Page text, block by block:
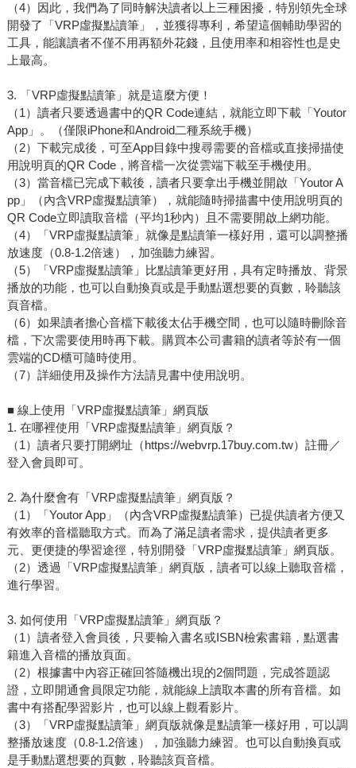
（4）因此，我們為了同時解決讀者以上三種困擾，特別領先全球
開發了「VRP虛擬點讀筆」，並獲得專利，希望這個輔助學習的
工具，能讓讀者不僅不用再額外花錢，且使用率和相容性也是史
上最高。
3. 「VRP虛擬點讀筆」就是這麼方便！
（1）讀者只要透過書中的QR Code連結，就能立即下載「Youtor
App」。（僅限iPhone和Android二種系統手機）
（2）下載完成後，可至App目錄中搜尋需要的音檔或直接掃描使
用說明頁的QR Code，將音檔一次從雲端下載至手機使用。
（3）當音檔已完成下載後，讀者只要拿出手機並開啟「Youtor A
pp」（內含VRP虛擬點讀筆），就能隨時掃描書中使用說明頁的
QR Code立即讀取音檔（平均1秒內）且不需要開啟上網功能。
（4）「VRP虛擬點讀筆」就像是點讀筆一樣好用，還可以調整播
放速度（0.8-1.2倍速），加強聽力練習。
（5）「VRP虛擬點讀筆」比點讀筆更好用，具有定時播放、背景
播放的功能，也可以自動換頁或是手動點選想要的頁數，聆聽該
頁音檔。
（6）如果讀者擔心音檔下載後太佔手機空間，也可以隨時刪除音
檔，下次需要使用時再下載。購買本公司書籍的讀者等於有一個
雲端的CD櫃可隨時使用。
（7）詳細使用及操作方法請見書中使用說明。
■ 線上使用「VRP虛擬點讀筆」網頁版
1. 在哪裡使用「VRP虛擬點讀筆」網頁版？
（1）讀者只要打開網址（https://webvrp.17buy.com.tw）註冊／
登入會員即可。
2. 為什麼會有「VRP虛擬點讀筆」網頁版？
（1）「Youtor App」（內含VRP虛擬點讀筆）已提供讀者方便又
有效率的音檔聽取方式。而為了滿足讀者需求，提供讀者更多
元、更便捷的學習途徑，特別開發「VRP虛擬點讀筆」網頁版。
（2）透過「VRP虛擬點讀筆」網頁版，讀者可以線上聽取音檔，
進行學習。
3. 如何使用「VRP虛擬點讀筆」網頁版？
（1）讀者登入會員後，只要輸入書名或ISBN檢索書籍，點選書
籍進入音檔的播放頁面。
（2）根據書中內容正確回答隨機出現的2個問題，完成答題認
證，立即開通會員限定功能，就能線上讀取本書的所有音檔。如
書中有搭配學習影片，也可以線上觀看影片。
（3）「VRP虛擬點讀筆」網頁版就像是點讀筆一樣好用，可以調
整播放速度（0.8-1.2倍速），加強聽力練習。也可以自動換頁或
是手動點選想要的頁數，聆聽該頁音檔。